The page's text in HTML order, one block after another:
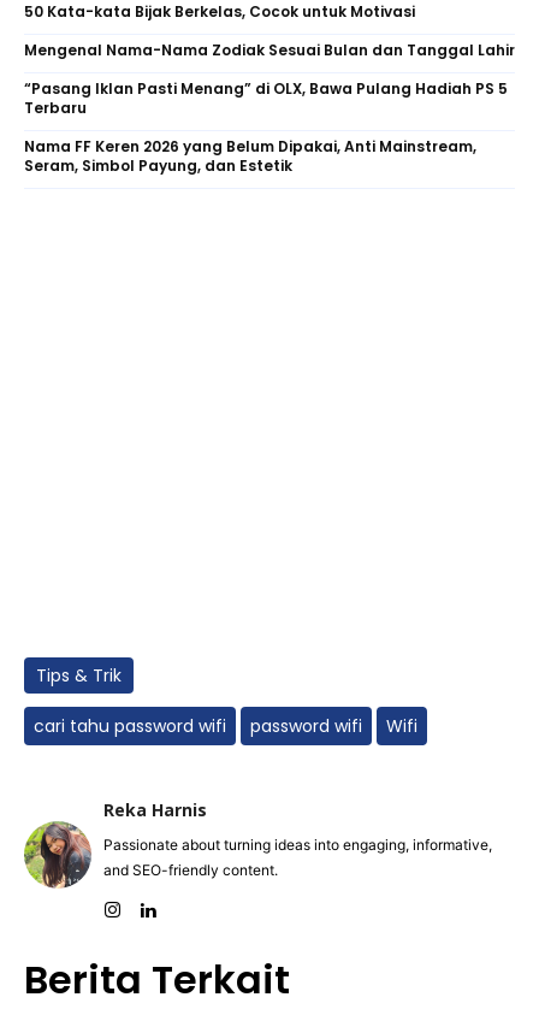
50 Kata-kata Bijak Berkelas, Cocok untuk Motivasi
Mengenal Nama-Nama Zodiak Sesuai Bulan dan Tanggal Lahir
“Pasang Iklan Pasti Menang” di OLX, Bawa Pulang Hadiah PS 5
Terbaru
Nama FF Keren 2026 yang Belum Dipakai, Anti Mainstream,
Seram, Simbol Payung, dan Estetik
Tips & Trik
cari tahu password wifi password wifi Wifi
Reka Harnis
Passionate about turning ideas into engaging, informative,
and SEO-friendly content.
Berita Terkait